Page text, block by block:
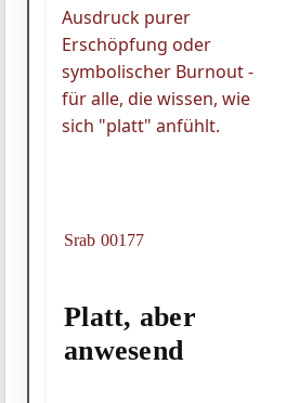
Srab 00177
Platt, aber
anwesend